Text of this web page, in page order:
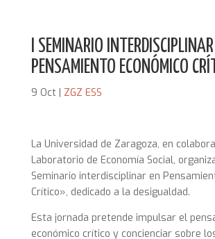
I SEMINARIO
PENSAMIENTO ECONÓMICO
9 Oct | ZGZ ESS
La Universidad de Zaragoza, en
Laboratorio de Economía Social,
Seminario interdisciplinar en
Crítico», dedicado a la desigualdad.
Esta jornada pretende impulsar el
económico crítico y concienciar sobre